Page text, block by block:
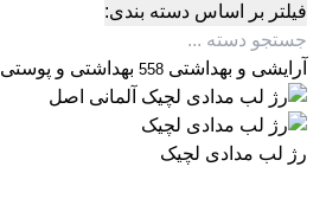
فیلتر بر اساس دسته بندی:
آرایشی و بهداشتی 558 بهداشتی و پوستی
رژ لب مدادی لچیک